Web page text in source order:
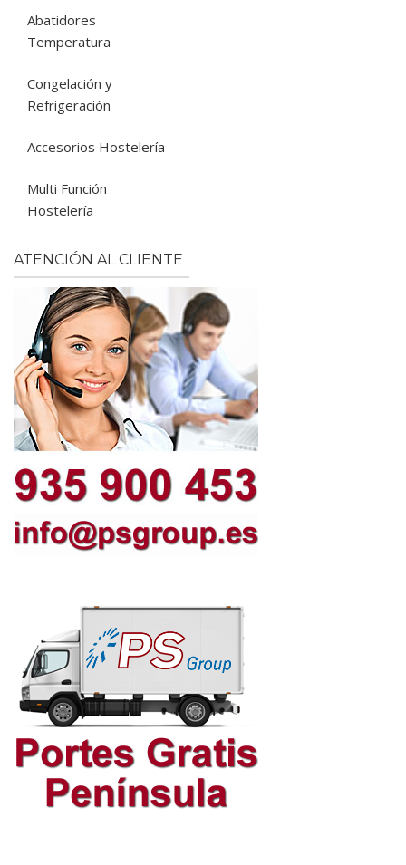
Abatidores
Temperatura
Congelación y
Refrigeración
Accesorios Hostelería
Multi Función
Hostelería
ATENCIÓN AL CLIENTE